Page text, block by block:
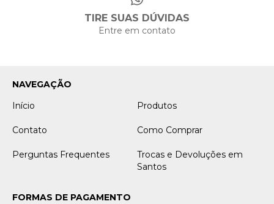
TIRE SUAS DÚVIDAS
Entre em contato
NAVEGAÇÃO
Início
Produtos
Contato Como Comprar
Perguntas Frequentes
Trocas e Devoluções em
Santos
FORMAS DE PAGAMENTO